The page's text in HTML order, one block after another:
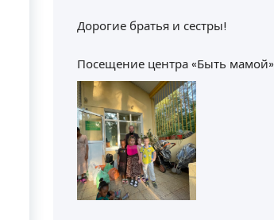
Дорогие братья и сестры!
Посещение центра «Быть мамой»